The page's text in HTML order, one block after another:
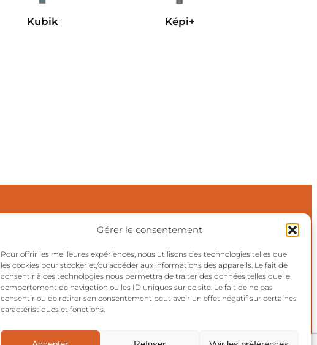
Gérer le consentement
Pour offrir les meilleures expériences, nous utilisons des technologies telles que
les cookies pour stocker et/ou accéder aux informations des appareils. Le fait de
consentir à ces technologies nous permettra de traiter des données telles que le
comportement de navigation ou les ID uniques sur ce site. Le fait de ne pas
consentir ou de retirer son consentement peut avoir un effet négatif sur certaines
caractéristiques et fonctions.
Kubik Képi+
©2024 Aktuels
Réalisation:et voilà le travail